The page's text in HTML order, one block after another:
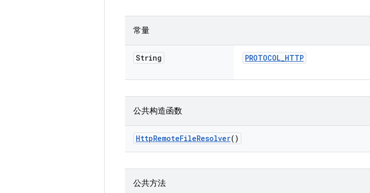
常量
String PROTOCOL_HTTP
公共构造函数
HttpRemoteFileResolver()
公共方法